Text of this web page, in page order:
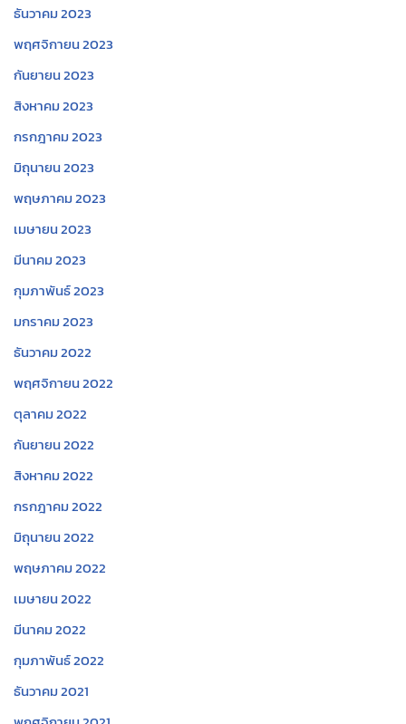
ธันวาคม 2023
พฤศจิกายน 2023
กันยายน 2023
สิงหาคม 2023
กรกฎาคม 2023
มิถุนายน 2023
พฤษภาคม 2023
เมษายน 2023
มีนาคม 2023
กุมภาพันธ์ 2023
มกราคม 2023
ธันวาคม 2022
พฤศจิกายน 2022
ตุลาคม 2022
กันยายน 2022
สิงหาคม 2022
กรกฎาคม 2022
มิถุนายน 2022
พฤษภาคม 2022
เมษายน 2022
มีนาคม 2022
กุมภาพันธ์ 2022
ธันวาคม 2021